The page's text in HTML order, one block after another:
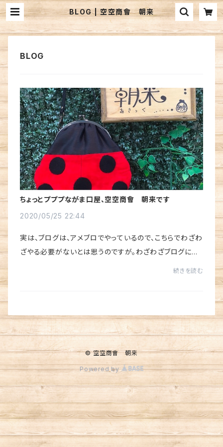
BLOG | 空空商會 朝来
ちょっとプププながま口屋、空空商會 朝来です
2020/05/25 22:44
実は、ブログは、アメブロでやっているので、こちらでわざわ
ざやる必要がないとは思うのですが。わざわざブログに行
続きを読む
© 空空商會 朝来
Powered by